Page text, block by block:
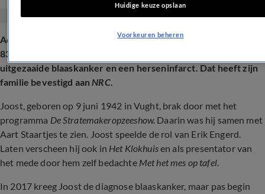
Acteur, schrijver en presentator Joost Prinsen is maandag op
83-jarige leeftijd overleden. Hij overleed aan de gevolgen van
uitgezaaide blaaskanker en een herseninfarct. Dat heeft zijn
familie bevestigd aanNRC.
Joost, geboren op 9 juni 1942 in Vught, brak door met het
programma De Stratemakeropzeeshow. Daarin was hij samen met
Aart Staartjes te zien. Joost speelde de rol van Erik Engerd.
Laten verscheen hij ook in Het Klokhuisen als presentator van
het mede door hem zelf bedachte Met het mes op tafel.
In 2017 kreeg Joost de diagnose blaaskanker, maar pas begin
Huidige keuze opslaan
Voorkeuren beheren